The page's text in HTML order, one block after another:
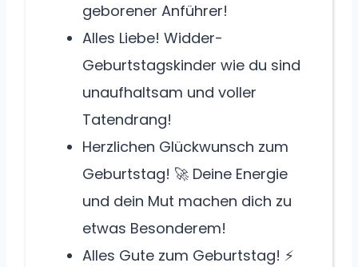
geborener Anführer!
Alles Liebe! Widder-
Geburtstagskinder wie du sind
unaufhaltsam und voller
Tatendrang!
Herzlichen Glückwunsch zum
Geburtstag! 🚀 Deine Energie
und dein Mut machen dich zu
etwas Besonderem!
Alles Gute zum Geburtstag! ⚡